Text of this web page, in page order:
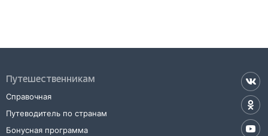
Путешественникам
Справочная
Путеводитель по странам
Бонусная программа